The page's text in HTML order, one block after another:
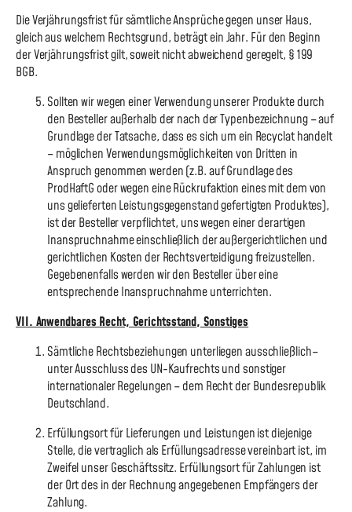
Die Verjährungsfrist für sämtliche Ansprüche gegen unser Haus,
gleich aus welchem Rechtsgrund, beträgt ein Jahr. Für den Beginn
der Verjährungsfrist gilt, soweit nicht abweichend geregelt, § 199
BGB.
Sollten wir wegen einer Verwendung unserer Produkte durch
den Besteller außerhalb der nach der Typenbezeichnung – auf
Grundlage der Tatsache, dass es sich um ein Recyclat handelt
– möglichen Verwendungsmöglichkeiten von Dritten in
Anspruch genommen werden (z.B. auf Grundlage des
ProdHaftG oder wegen eine Rückrufaktion eines mit dem von
uns gelieferten Leistungsgegenstand gefertigten Produktes),
ist der Besteller verpflichtet, uns wegen einer derartigen
Inanspruchnahme einschließlich der außergerichtlichen und
gerichtlichen Kosten der Rechtsverteidigung freizustellen.
Gegebenenfalls werden wir den Besteller über eine
entsprechende Inanspruchnahme unterrichten.
VII. Anwendbares Recht, Gerichtsstand, Sonstiges
Sämtliche Rechtsbeziehungen unterliegen ausschließlich–
unter Ausschluss des UN-Kaufrechts und sonstiger
internationaler Regelungen – dem Recht der Bundesrepublik
Deutschland.
Erfüllungsort für Lieferungen und Leistungen ist diejenige
Stelle, die vertraglich als Erfüllungsadresse vereinbart ist, im
Zweifel unser Geschäftssitz. Erfüllungsort für Zahlungen ist
der Ort des in der Rechnung angegebenen Empfängers der
Zahlung.